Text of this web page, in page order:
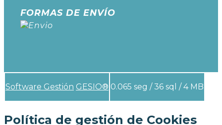
FORMAS DE ENVÍO
Software Gestión GESIO® 0.065 seg /36 sql / 4 MB
Política de gestión de Cookies